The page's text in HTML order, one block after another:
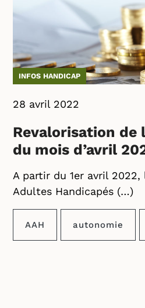
INFOS HANDICAP
28 avril 2022
Revalorisation de
du mois d’avril
A partir du 1er avril 2022,
Adultes Handicapés (…)
AAH autonomie